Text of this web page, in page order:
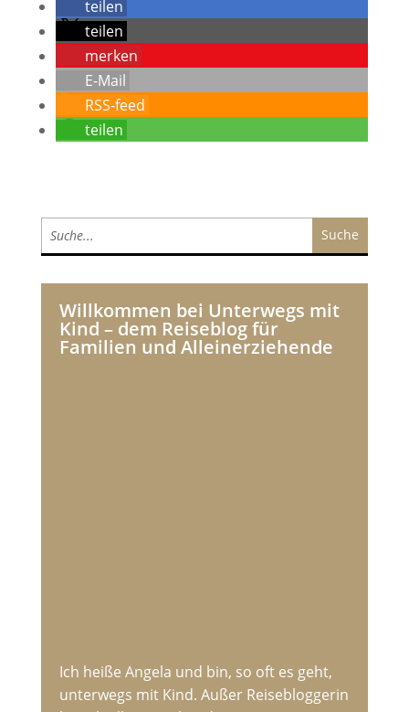
teilen
teilen
merken
E-Mail
RSS-feed
teilen
Willkommen bei Unterwegs mit
Kind – dem Reiseblog für
Familien und Alleinerziehende
Ich heiße Angela und bin, so oft es geht,
unterwegs mit Kind. Außer Reisebloggerin